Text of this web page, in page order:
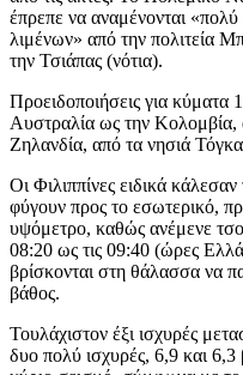
έπρεπε να αναμένονται
λιμένων» από την πολιτεία
την Τσιάπας (νότια).
Προειδοποιήσεις για κύματα
Αυστραλία ως την Κολομβία,
Ζηλανδία, από τα νησιά
Οι Φιλιππίνες ειδικά
φύγουν προς το εσωτερικό,
υψόμετρο, καθώς ανέμενε
08:20 ως τις 09:40 (ώρες
βρίσκονται στη θάλασσα να
βάθος.
Τουλάχιστον έξι ισχυρές
δυο πολύ ισχυρές, 6,9 και